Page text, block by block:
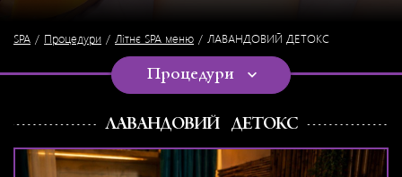
SPA Процедури Літнє SPA меню ЛАВАНДОВИЙ ДЕТОКС
Процедури
ЛАВАНДОВИЙ ДЕТОКС